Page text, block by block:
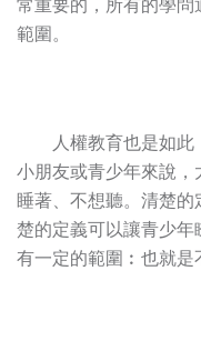
常重要的，所有的學
範圍。
人權教育也是如此
小朋友或青少年來說，
睡著、不想聽。清楚
楚的定義可以讓青少
有一定的範圍︰也就是